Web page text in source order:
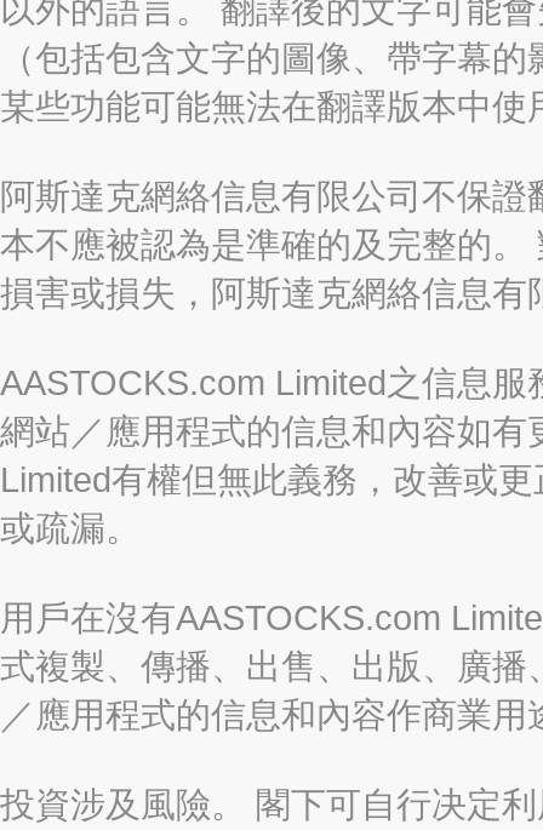
以外的語言。 翻譯後的文字可能
（包括包含文字的圖像、帶字幕
某些功能可能無法在翻譯版本中使
阿斯達克網絡信息有限公司不保
本不應被認為是準確的及完整的
損害或損失，阿斯達克網絡信息
AASTOCKS.com Limited之信息
網站／應用程式的信息和內容如
Limited有權但無此義務，改善或
或疏漏。
用戶在沒有AASTOCKS.com
式複製、傳播、出售、出版、廣
／應用程式的信息和內容作商業用
投資涉及風險。 閣下可自行决定